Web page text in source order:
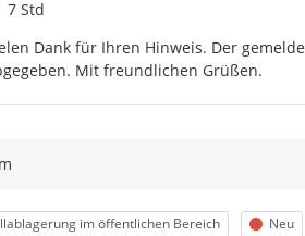
Zeitpunkt des Erstellens
7 Std
Dank für Ihren Hinweis. Der
Mit freundlichen Grüßen.
im öffentlichen Bereich Status
Neu